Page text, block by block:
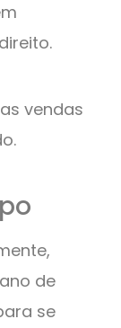
vendas
de
se